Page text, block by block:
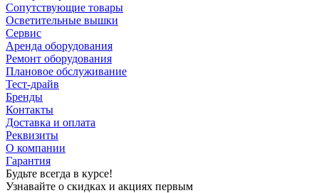
Сопутствующие товары
Осветительные вышки
Сервис
Аренда оборудования
Ремонт оборудования
Плановое обслуживание
Тест-драйв
Бренды
Контакты
Доставка и оплата
Реквизиты
О компании
Гарантия
Будьте всегда в курсе!
Узнавайте о скидках и акциях первым